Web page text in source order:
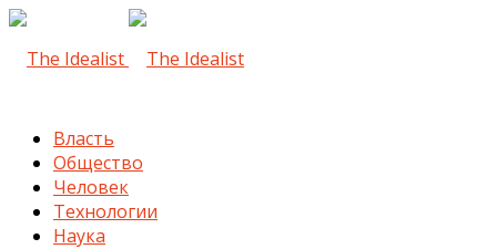
Власть
Общество
Человек
Технологии
Наука